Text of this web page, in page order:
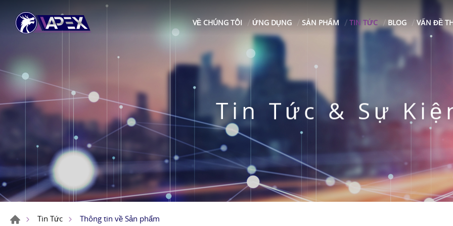
VỀ CHÚNG TÔI ỨNG DỤNG SẢN PHẨM TIN TỨC BLOG VẤN ĐỀ
Tin Tức & Sự
Tin Tức Thông tin về Sản phẩm